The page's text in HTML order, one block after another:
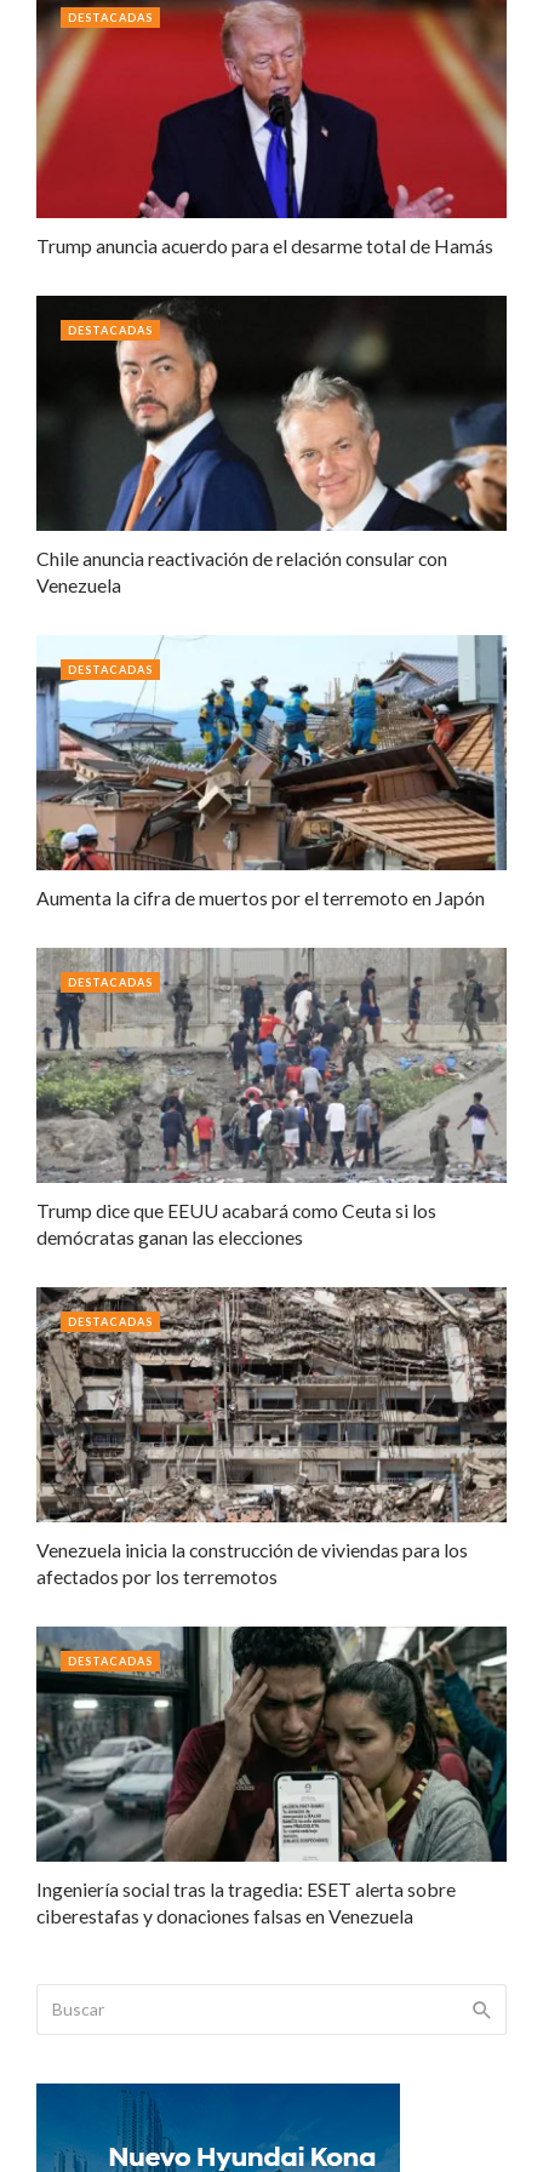
Trump anuncia acuerdo para el desarme total de Hamás
DESTACADAS
Chile anuncia reactivación de relación consular con
Venezuela
DESTACADAS
Aumenta la cifra de muertos por el terremoto en Japón
DESTACADAS
Trump dice que EEUU acabará como Ceuta si los
demócratas ganan las elecciones
DESTACADAS
Venezuela inicia la construcción de viviendas para los
afectados por los terremotos
DESTACADAS
Ingeniería social tras la tragedia: ESET alerta sobre
ciberestafas y donaciones falsas en Venezuela
DESTACADAS